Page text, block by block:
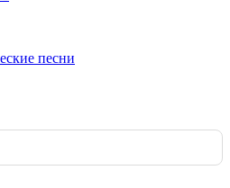
песни